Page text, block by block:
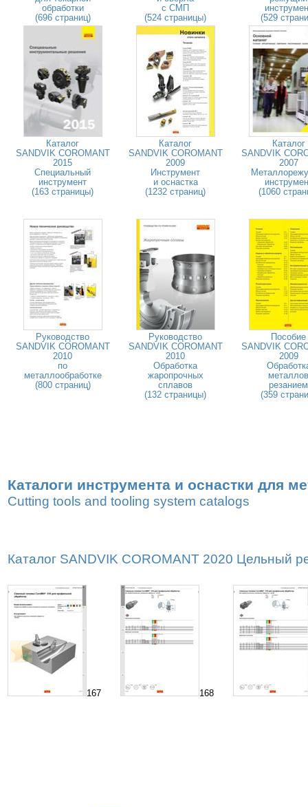
обработки
(696 страниц)
с СМП
(524 страницы)
(529
Каталог
SANDVIK COROMANT
2015
Специальный
инструмент
(163 страницы)
Каталог
SANDVIK COROMANT
2009
Инструмент
и оснастка
(1232 страниц)
Каталог
SANDVIK
2007
(1060
Руководство
SANDVIK COROMANT
2010
по
металлообработке
(800 страниц)
Руководство
SANDVIK COROMANT
2010
Обработка
жаропрочных
сплавов
(132 страницы)
Пособие
SANDVIK
2009
металлов
резанием
(359
Каталоги инструмента и оснастки для
Cutting tools and tooling system catalogs
Каталог SANDVIK COROMANT 2020 Цельный
167 168